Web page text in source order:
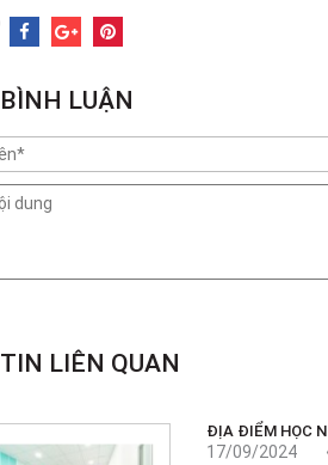
BÌNH LUẬN
TIN LIÊN QUAN
ĐỊA ĐIỂM HỌC
17/09/2024